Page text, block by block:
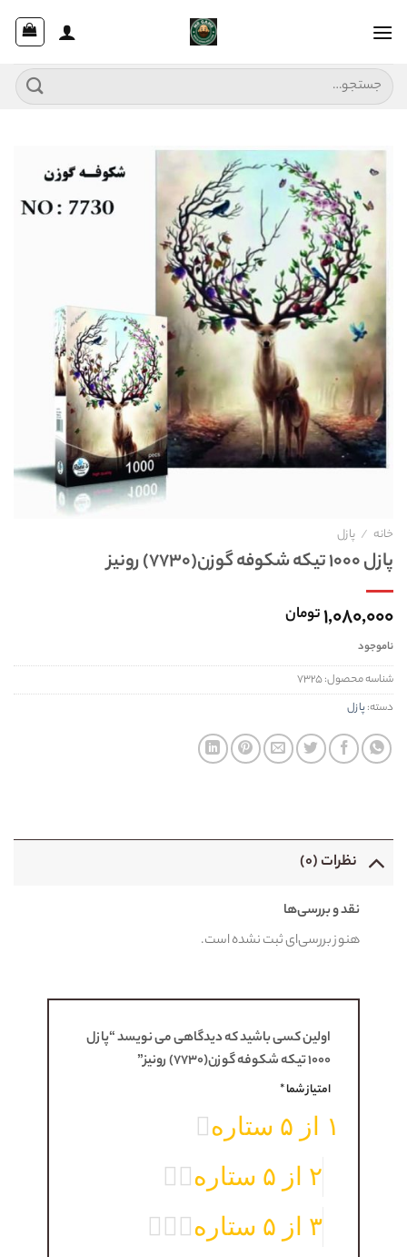
جستجو
برای:
خانه / پازل
پازل ۱۰۰۰ تيکه شکوفه گوزن(۷۷۳۰) رونيز
۱,۰۸۰,۰۰۰تومان
ناموجود
شناسه محصول:۷۳۲۵
دسته:پازل
نظرات (۰)
نقد و بررسی‌ها
هنوز بررسی‌ای ثبت نشده است.
اولین کسی باشید که دیدگاهی می نویسد “پازل
۱۰۰۰ تيکه شکوفه گوزن(۷۷۳۰) رونيز”
امتیاز شما*
۱ از ۵ ستاره
۲ از ۵ ستاره
۳ از ۵ ستاره